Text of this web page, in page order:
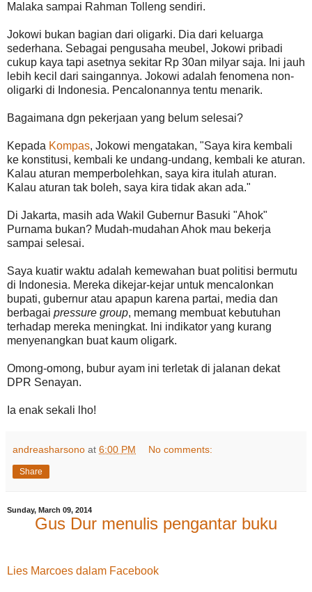
Malaka sampai Rahman Tolleng sendiri.
Jokowi bukan bagian dari oligarki. Dia dari keluarga
sederhana. Sebagai pengusaha meubel, Jokowi pribadi
cukup kaya tapi asetnya sekitar Rp 30an milyar saja. Ini jauh
lebih kecil dari saingannya. Jokowi adalah fenomena non-
oligarki di Indonesia. Pencalonannya tentu menarik.
Bagaimana dgn pekerjaan yang belum selesai?
Kepada Kompas, Jokowi mengatakan, "Saya kira kembali
ke konstitusi, kembali ke undang-undang, kembali ke aturan.
Kalau aturan memperbolehkan, saya kira itulah aturan.
Kalau aturan tak boleh, saya kira tidak akan ada."
Di Jakarta, masih ada Wakil Gubernur Basuki "Ahok"
Purnama bukan? Mudah-mudahan Ahok mau bekerja
sampai selesai.
Saya kuatir waktu adalah kemewahan buat politisi bermutu
di Indonesia. Mereka dikejar-kejar untuk mencalonkan
bupati, gubernur atau apapun karena partai, media dan
berbagai pressure group, memang membuat kebutuhan
terhadap mereka meningkat. Ini indikator yang kurang
menyenangkan buat kaum oligark.
Omong-omong, bubur ayam ini terletak di jalanan dekat
DPR Senayan.
Ia enak sekali lho!
andreasharsono at 6:00 PM No comments:
Share
Sunday, March 09, 2014
Gus Dur menulis pengantar buku
Lies Marcoes dalam Facebook